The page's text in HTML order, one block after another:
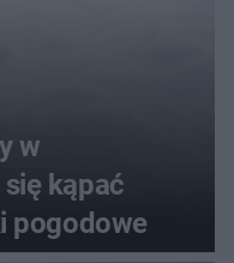
w
kąpać
pogodowe